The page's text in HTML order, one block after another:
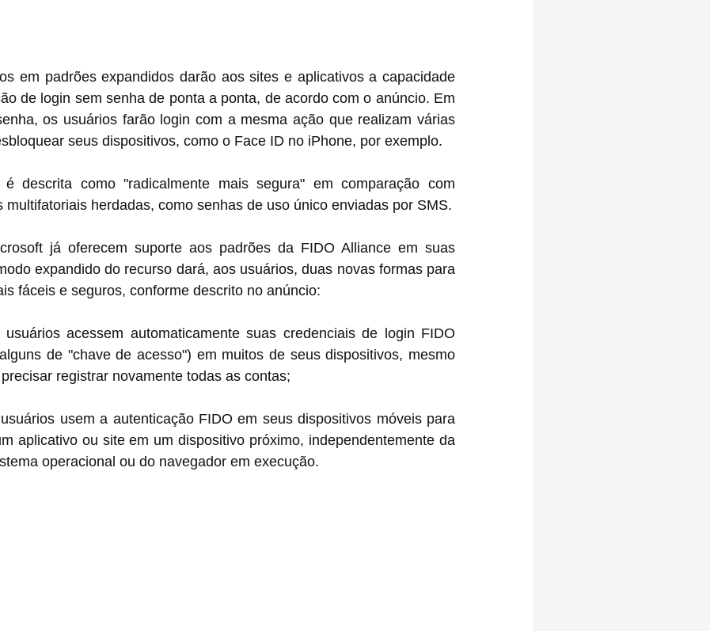
em padrões expandidos darão aos sites e aplicativos a capacidade
de login sem senha de ponta a ponta, de acordo com o anúncio. Em
os usuários farão login com a mesma ação que realizam várias
seus dispositivos, como o Face ID no iPhone, por exemplo.
descrita como "radicalmente mais segura" em comparação com
multifatoriais herdadas, como senhas de uso único enviadas por SMS.
já oferecem suporte aos padrões da FIDO Alliance em suas
expandido do recurso dará, aos usuários, duas novas formas para
fáceis e seguros, conforme descrito no anúncio:
acessem automaticamente suas credenciais de login FIDO
de "chave de acesso") em muitos de seus dispositivos, mesmo
registrar novamente todas as contas;
usem a autenticação FIDO em seus dispositivos móveis para
aplicativo ou site em um dispositivo próximo, independentemente da
operacional ou do navegador em execução.